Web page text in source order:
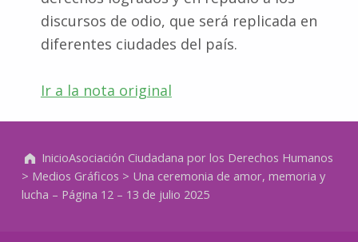
discursos de odio, que será replicada en
diferentes ciudades del país.
Ir a la nota original
Volver a la navegación principal
InicioAsociación Ciudadana por los Derechos Humanos
> Medios Gráficos > Una ceremonia de amor, memoria y
lucha – Página 12 – 13 de julio 2025